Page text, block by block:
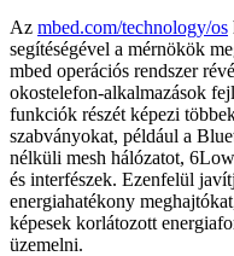
Az mbed.com/technology/os
segítéségével a mérnökök
mbed operációs rendszer
okostelefon-alkalmazások
funkciók részét képezi
szabványokat, például a
nélküli mesh hálózatot,
és interfészek. Ezenfelül
energiahatékony
képesek korlátozott
üzemelni.